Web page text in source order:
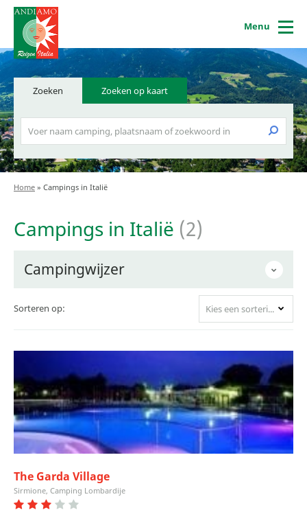
Menu
Zoeken Zoeken op kaart
Home » Campings in Italië
Campings in Italië (2)
Campingwijzer
Sorteren op: Kies een sortering
The Garda Village
Sirmione, Camping Lombardije